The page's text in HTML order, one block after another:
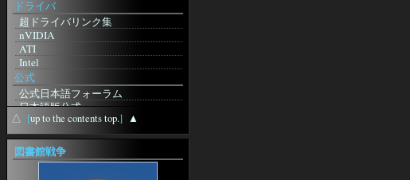
by LloydHoova
フォーラムに動きがｗ
from
fromcurriculumvitaeandorra
from
recursoshumansaandorra
CandidatsofertesLaborals
from
久々にblosxomいじりをしてみま
ドライバ
超ドライバリンク集
nVIDIA
ATI
Intel
公式
公式日本語フォーラム
日本語版公式
無料体験版
英語版公式
station-Sebilis
ギルド検索
△ [up to the contents top.] ▲
図書館戦争